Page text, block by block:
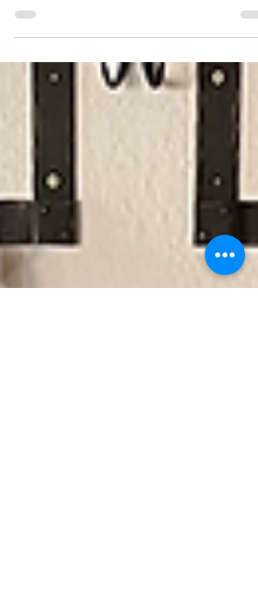
Am 26.06.2022 fand die
entlastet. Der neue Vorstand wurde...